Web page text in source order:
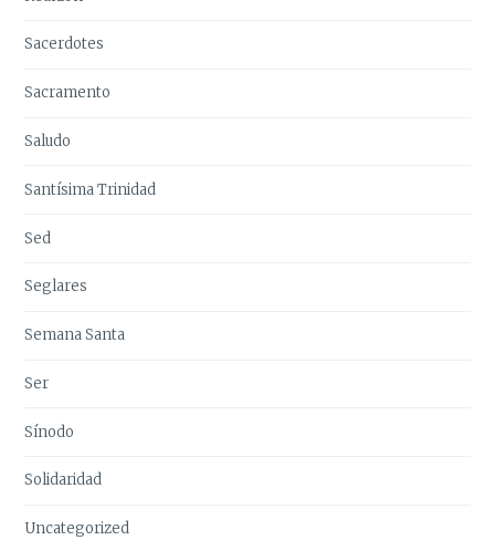
Sacerdotes
Sacramento
Saludo
Santísima Trinidad
Sed
Seglares
Semana Santa
Ser
Sínodo
Solidaridad
Uncategorized